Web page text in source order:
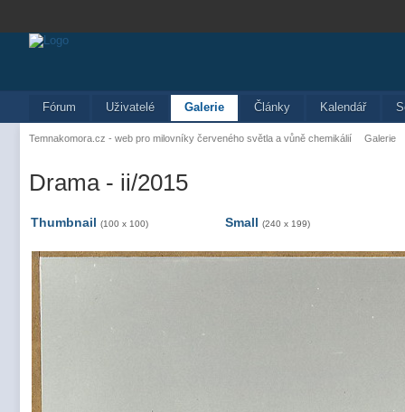
Fórum Uživatelé Galerie Články Kalendář
Temnakomora.cz - web pro milovníky červeného světla a vůně chemikálií Galerie
Drama - ii/2015
Thumbnail (100 x 100) Small (240 x 199)